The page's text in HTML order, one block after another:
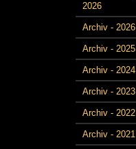
2026
Archiv - 2026
Archiv - 2025
Archiv - 2024
Archiv - 2023
Archiv - 2022
Archiv - 2021